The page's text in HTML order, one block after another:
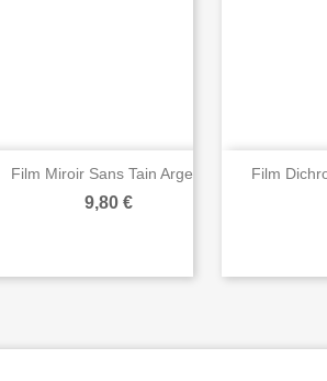
Film Miroir Sans Tain Argent
Prix
9,80 €
Film